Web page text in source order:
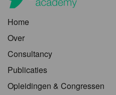
Home
Over
Consultancy
Publicaties
Opleidingen & Congressen